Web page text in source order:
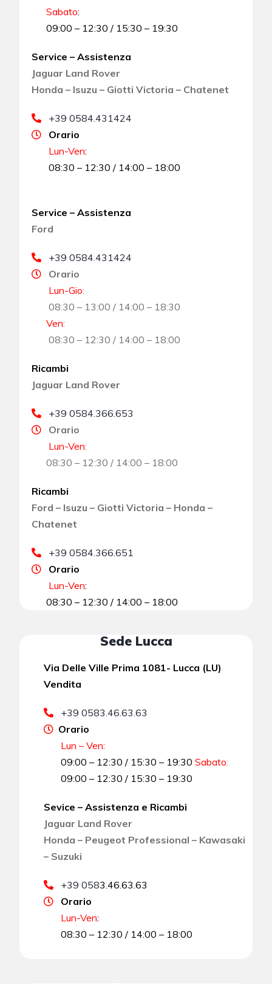
Sabato:
09:00 – 12:30 / 15:30 – 19:30
Service – Assistenza
Jaguar Land Rover
Honda – Isuzu – Giotti Victoria – Chatenet
+39 0584.431424
Orario
Lun-Ven:
08:30 – 12:30 / 14:00 – 18:00
Service – Assistenza
Ford
+39 0584.431424
Orario
Lun-Gio:
08:30 – 13:00 / 14:00 – 18:30
Ven:
08:30 – 12:30 / 14:00 – 18:00
Ricambi
Jaguar Land Rover
+39 0584.366.653
Orario
Lun-Ven:
08:30 – 12:30 / 14:00 – 18:00
Ricambi
Ford – Isuzu – Giotti Victoria – Honda –
Chatenet
+39 0584.366.651
Orario
Lun-Ven:
08:30 – 12:30 / 14:00 – 18:00
Sede Lucca
Via Delle Ville Prima 1081- Lucca (LU)
Vendita
+39 0583.46.63.63
Orario
Lun – Ven:
09:00 – 12:30 / 15:30 – 19:30 Sabato:
09:00 – 12:30 / 15:30 – 19:30
Sevice – Assistenza e Ricambi
Jaguar Land Rover
Honda – Peugeot Professional – Kawasaki
– Suzuki
+39 0583.46.63.63
Orario
Lun-Ven:
08:30 – 12:30 / 14:00 – 18:00